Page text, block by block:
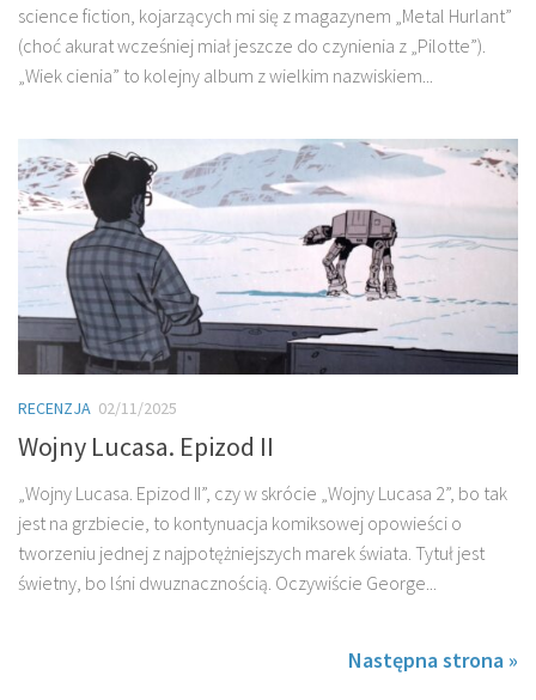
science fiction, kojarzących mi się z magazynem „Metal Hurlant”
(choć akurat wcześniej miał jeszcze do czynienia z „Pilotte”).
„Wiek cienia” to kolejny album z wielkim nazwiskiem...
RECENZJA 02/11/2025
Wojny Lucasa. Epizod II
„Wojny Lucasa. Epizod II”, czy w skrócie „Wojny Lucasa 2”, bo tak
jest na grzbiecie, to kontynuacja komiksowej opowieści o
tworzeniu jednej z najpotężniejszych marek świata. Tytuł jest
świetny, bo lśni dwuznacznością. Oczywiście George...
Następna strona »